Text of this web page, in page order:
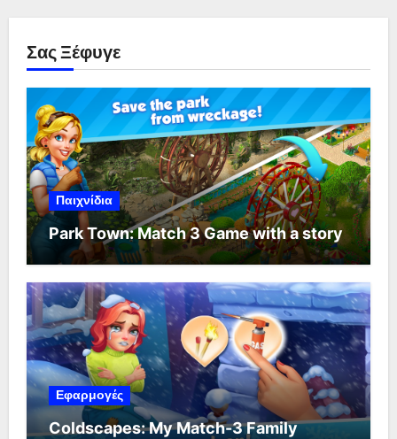
Σας Ξέφυγε
Παιχνίδια
Park Town: Match 3 Game with a story
Εφαρμογές
Coldscapes: My Match-3 Family